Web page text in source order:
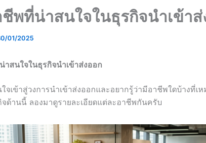
ชีพที่น่าสนใจในธุรกิจนำเข้าส่
01/2025
าสนใจในธุรกิจนำเข้าส่งออก
จเข้าสู่วงการนำเข้าส่งออกและอยากรู้ว่ามีอาชีพใดบ้างที่เ
ด้านนี้ ลองมาดูรายละเอียดแต่ละอาชีพกันครับ